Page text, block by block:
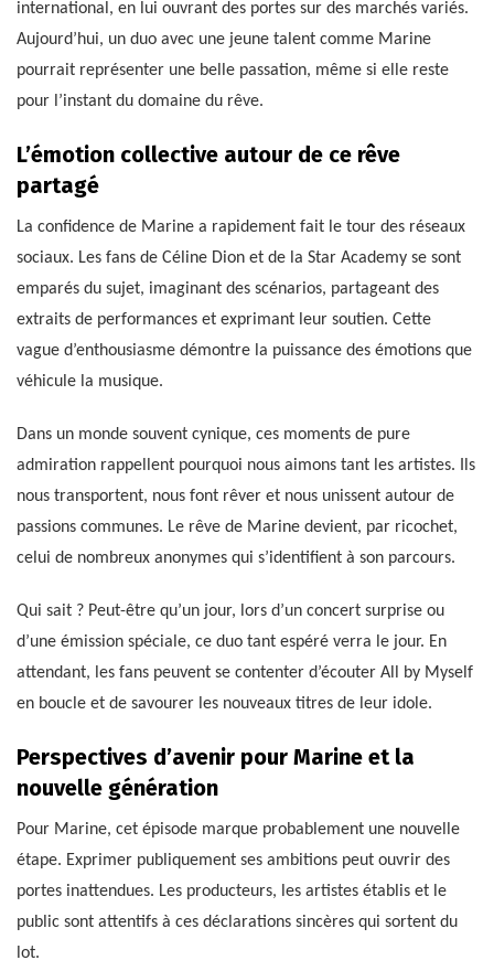
international, en lui ouvrant des portes sur des marchés variés.
Aujourd’hui, un duo avec une jeune talent comme Marine
pourrait représenter une belle passation, même si elle reste
pour l’instant du domaine du rêve.
L’émotion collective autour de ce rêve
partagé
La confidence de Marine a rapidement fait le tour des réseaux
sociaux. Les fans de Céline Dion et de la Star Academy se sont
emparés du sujet, imaginant des scénarios, partageant des
extraits de performances et exprimant leur soutien. Cette
vague d’enthousiasme démontre la puissance des émotions que
véhicule la musique.
Dans un monde souvent cynique, ces moments de pure
admiration rappellent pourquoi nous aimons tant les artistes. Ils
nous transportent, nous font rêver et nous unissent autour de
passions communes. Le rêve de Marine devient, par ricochet,
celui de nombreux anonymes qui s’identifient à son parcours.
Qui sait ? Peut-être qu’un jour, lors d’un concert surprise ou
d’une émission spéciale, ce duo tant espéré verra le jour. En
attendant, les fans peuvent se contenter d’écouter All by Myself
en boucle et de savourer les nouveaux titres de leur idole.
Perspectives d’avenir pour Marine et la
nouvelle génération
Pour Marine, cet épisode marque probablement une nouvelle
étape. Exprimer publiquement ses ambitions peut ouvrir des
portes inattendues. Les producteurs, les artistes établis et le
public sont attentifs à ces déclarations sincères qui sortent du
lot.